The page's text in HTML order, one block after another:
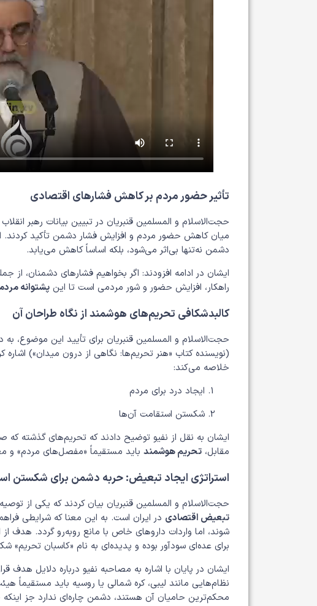
تأثیر حضور مردم بر کاهش فشارهای اقتصادی
میان کاهش حضور مردم و افزایش فشار دشمن تأکید کردند.
دشمن نه‌تنها بی‌اثر می‌شود، بلکه اساساً کاهش می‌یابد.
ایشان در ادامه افزودند: اگر بخواهیم فشارهای دشمنان، از
راهکار، افزایش حضور و شور مردمی است تا این پشتوانه
کالبدشکافی تحریم‌های هوشمند از نگاه طراحان آن
حجت‌الاسلام و المسلمین قنبریان برای تأیید این موضوع، به
(نویسنده کتاب «هنر تحریم‌ها: نگاهی از درون میدان»)
خلاصه می‌کند:
ایجاد درد برای مردم
شکستن استقامت آن‌ها
ایشان به نقل از نفیو توضیح دادند که تحریم‌های گذشته که
مقابل، تحریم هوشمند باید مستقیماً «مفصل‌های مردم» و
استراتژی ایجاد تبعیض: حربه دشمن برای شکستن
حجت‌الاسلام و المسلمین قنبریان بیان کردند که یکی از
تبعیض اقتصادی در ایران است. به این معنا که شرایطی
شوند، اما واردات داروهای خاص با مانع روبه‌رو گردد.
برای عده‌ای سودآور بوده و پدیده‌ای به نام «کاسبان تحریم»
ایشان در پایان با اشاره به مصاحبه نفیو درباره دلایل هدف
نظام‌هایی مانند لیبی، کره شمالی یا روسیه باید مستقیماً
محکم‌ترین حامیان آن هستند، دشمن چاره‌ای ندارد جز